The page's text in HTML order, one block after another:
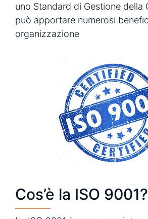
uno Standard di Gestione della
può apportare numerosi
organizzazione
Cos’è la ISO 9001?